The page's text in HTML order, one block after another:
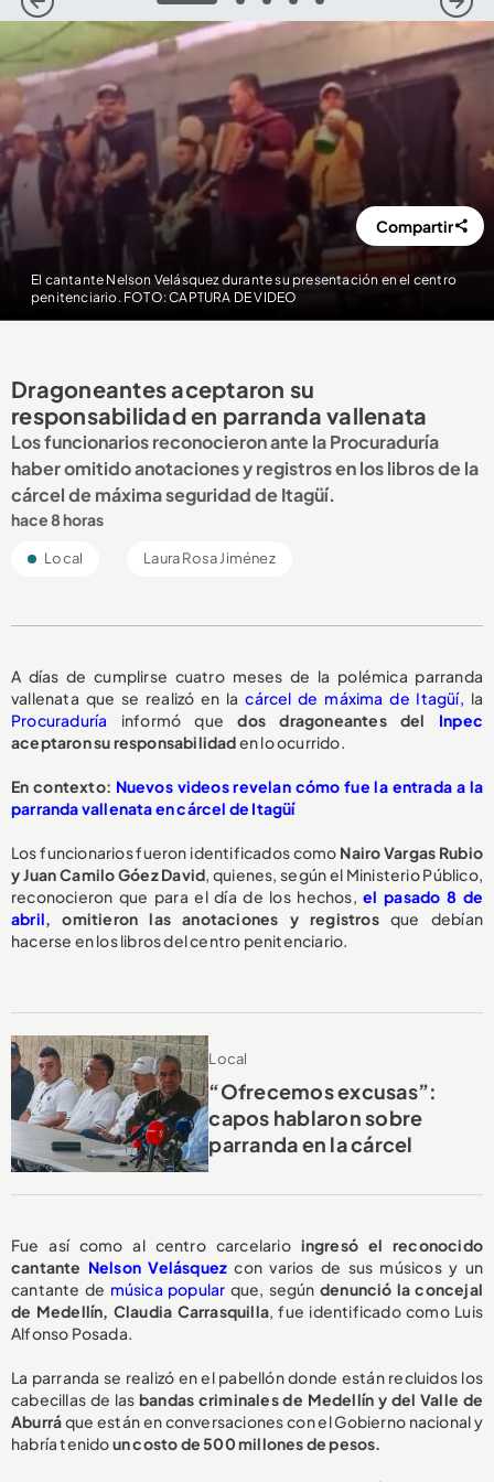
1 2 3 4 5
El cantante Nelson Velásquez durante su presentación en el centro
penitenciario. FOTO: CAPTURA DE VIDEO
Compartir
Dragoneantes aceptaron su
responsabilidad en parranda vallenata
Los funcionarios reconocieron ante la Procuraduría
haber omitido anotaciones y registros en los libros de la
cárcel de máxima seguridad de Itagüí.
hace 8 horas
Local Laura Rosa Jiménez
A días de cumplirse cuatro meses de la polémica parranda
vallenata que se realizó en lacárcel de máxima de Itagüí, la
Procuraduría informó quedos dragoneantes del Inpec
aceptaron su responsabilidaden lo ocurrido.
En contexto: Nuevos videos revelan cómo fue la entrada a la
parranda vallenata en cárcel de Itagüí
Los funcionarios fueron identificados como Nairo Vargas Rubio
y Juan Camilo Góez David, quienes, según el Ministerio Público,
reconocieron que para el día de los hechos,el pasado 8 de
abril, omitieron las anotaciones y registrosque debían
hacerse en los libros del centro penitenciario.
Local
“Ofrecemos excusas”:
capos hablaron sobre
parranda en la cárcel
Fue así como al centro carcelario ingresó el reconocido
cantante Nelson Velásquez con varios de sus músicos y un
cantante de música popular que, según denunció la concejal
de Medellín, Claudia Carrasquilla, fue identificado como Luis
Alfonso Posada.
La parranda se realizó en el pabellón donde están recluidos los
cabecillas de las bandas criminales de Medellín y del Valle de
Aburráque están en conversaciones con el Gobierno nacional y
habría tenidoun costo de 500 millones de pesos.